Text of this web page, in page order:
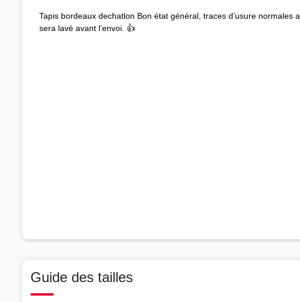
Tapis bordeaux dechatlon Bon état général, traces d’usure normales
sera lavé avant l’envoi. 👍
Guide des tailles